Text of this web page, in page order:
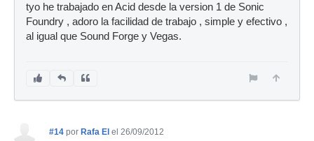
tyo he trabajado en Acid desde la version 1 de Sonic
Foundry , adoro la facilidad de trabajo , simple y efectivo ,
al igual que Sound Forge y Vegas.
#14 por Rafa El el 26/09/2012